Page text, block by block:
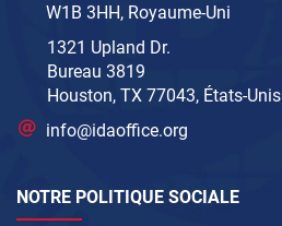
W1B 3HH, Royaume-Uni
1321 Upland Dr.
Bureau 3819
Houston, TX 77043, États-Unis
info@idaoffice.org
NOTRE POLITIQUE SOCIALE